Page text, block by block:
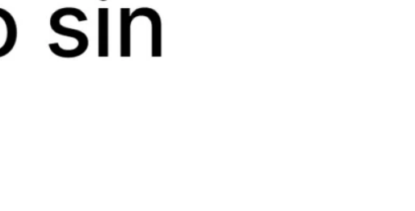
generar un
inmediato en los